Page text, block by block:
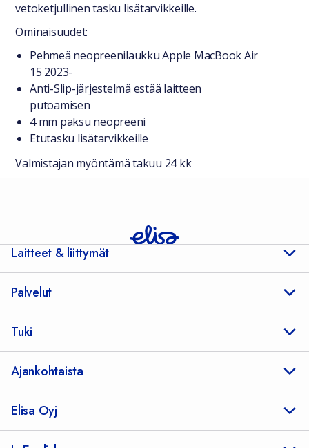
vetoketjullinen tasku lisätarvikkeille.
Ominaisuudet:
Pehmeä neopreenilaukku Apple MacBook Air
15 2023-
Anti-Slip-järjestelmä estää laitteen
putoamisen
4 mm paksu neopreeni
Etutasku lisätarvikkeille
Valmistajan myöntämä takuu 24 kk
Laitteet & liittymät
Palvelut
Tuki
Ajankohtaista
Elisa Oyj